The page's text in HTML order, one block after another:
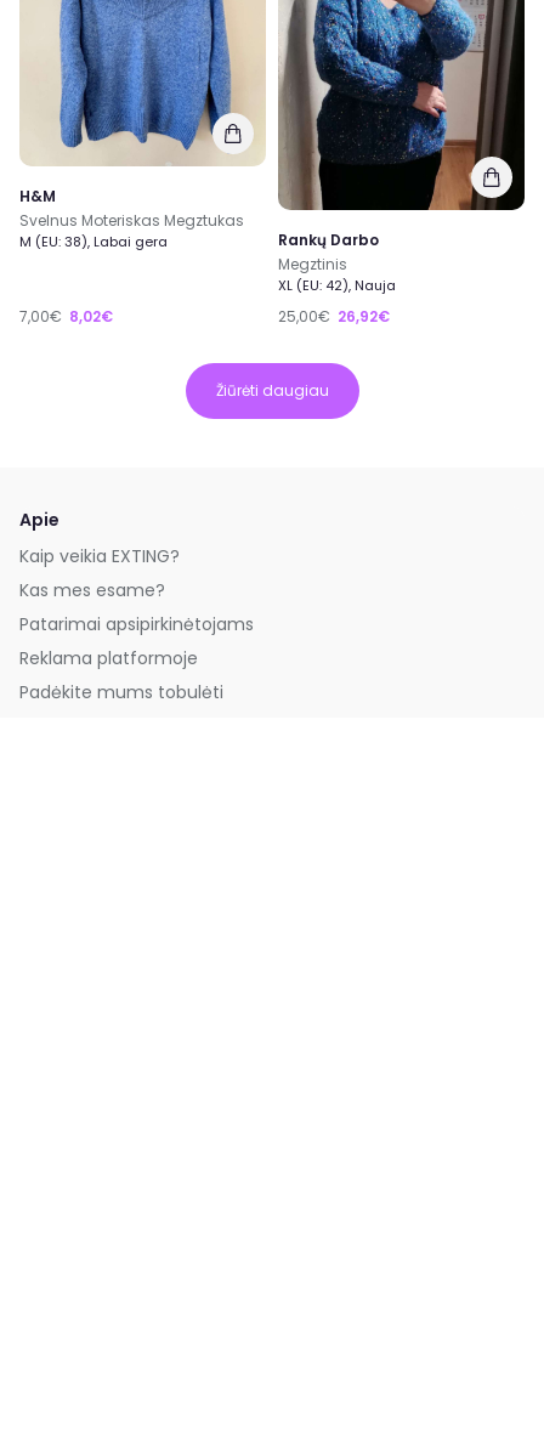
H&M
Svelnus Moteriskas Megztukas
M (EU: 38), Labai gera
7,00€ 8,02€
Rankų Darbo
Megztinis
XL (EU: 42), Nauja
25,00€ 26,92€
Žiūrėti daugiau
Apie
Kaip veikia EXTING?
Kas mes esame?
Patarimai apsipirkinėtojams
Reklama platformoje
Padėkite mums tobulėti